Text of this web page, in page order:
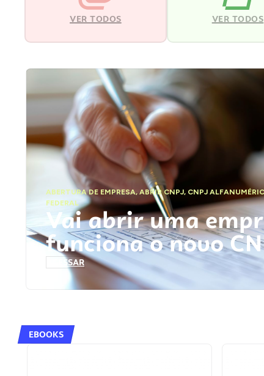
VER TODOS VER TODOS
ABERTURA DE EMPRESA,ABRIR CNPJ, CNPJ
FEDERAL
Vai abrir uma
funciona o novo
ACESSAR
EBOOKS